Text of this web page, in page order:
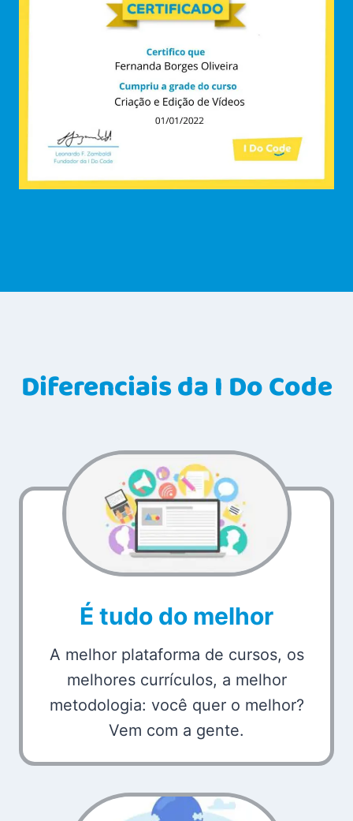
Diferenciais da I Do Code
É tudo do melhor
A melhor plataforma de cursos, os
melhores currículos, a melhor
metodologia: você quer o melhor?
Vem com a gente.